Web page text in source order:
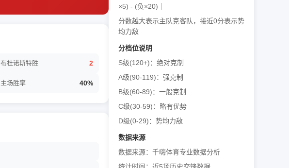
布杜诺斯特胜 2
主场胜率 40%
×5) - (负×20)｜
分数越大表示主队克客队，接近0分表示势
均力敌
分档位说明
S级(120+)：绝对克制
A级(90-119)：强克制
B级(60-89)：一般克制
C级(30-59)：略有优势
D级(0-29)：势均力敌
数据来源
数据来源：千嗨体育专业数据分析